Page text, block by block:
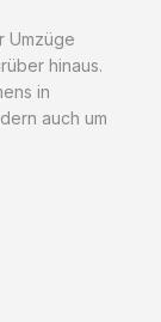
Umzüge
hinaus.
in
auch um